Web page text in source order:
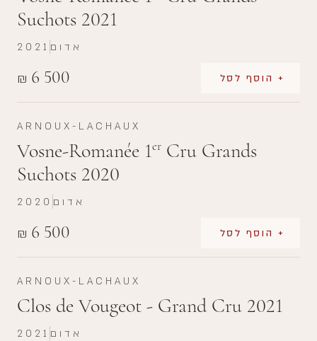
Suchots 2021
₪ 6 500 + הוסף לסל
2021 אדום
ARNOUX-LACHAUX
Vosne-Romanée 1er Cru Grands
Suchots 2020
₪ 6 500 + הוסף לסל
2020 אדום
ARNOUX-LACHAUX
Clos de Vougeot - Grand Cru 2021
2021 אדום